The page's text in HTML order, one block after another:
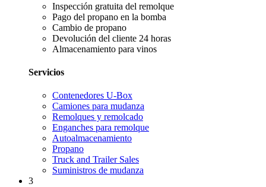
Inspección gratuita del remolque
Pago del propano en la bomba
Cambio de propano
Devolución del cliente 24 horas
Almacenamiento para vinos
Servicios
Contenedores U-Box
Camiones para mudanza
Remolques y remolcado
Enganches para remolque
Autoalmacenamiento
Propano
Truck and Trailer Sales
Suministros de mudanza
3